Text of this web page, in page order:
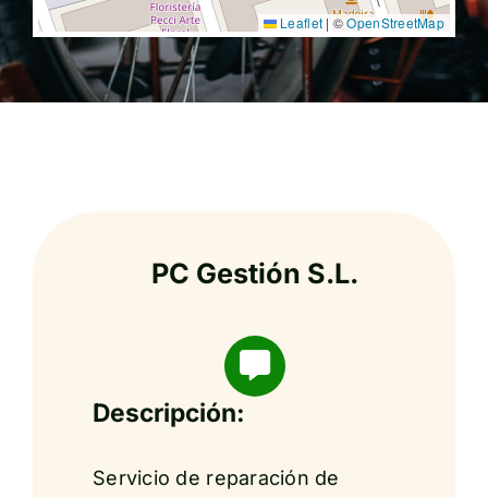
Leaflet | ©OpenStreetMap
PC Gestión S.L.
Descripción:
Servicio de reparación de